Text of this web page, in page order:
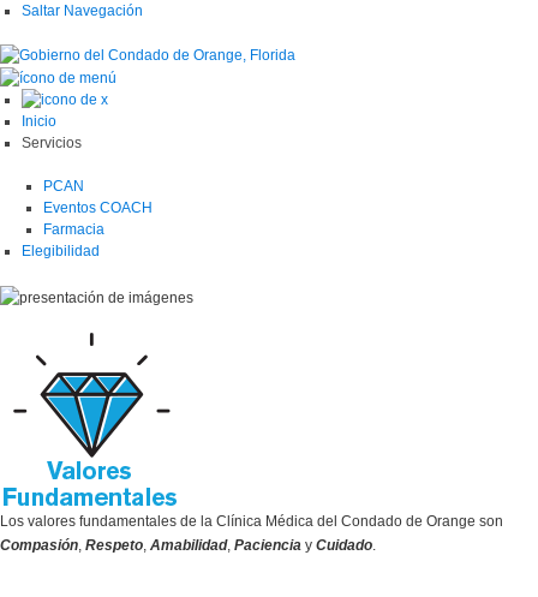
Saltar Navegación
Inicio
Servicios
PCAN
Eventos COACH
Farmacia
Elegibilidad
Los valores fundamentales de la Clínica Médica del Condado de Orange son
Compasión, Respeto, Amabilidad, Paciencia y Cuidado.